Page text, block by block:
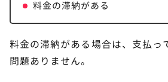
料金の滞納がある
料金の滞納がある場合は、支払っ
問題ありません。